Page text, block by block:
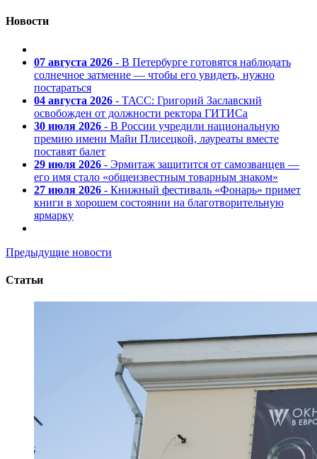
Новости
07 августа 2026 - В Петербурге готовятся наблюдать
солнечное затмение — чтобы его увидеть, нужно
постараться
04 августа 2026 - ТАСС: Григорий Заславский
освобожден от должности ректора ГИТИСа
30 июля 2026 - В России учредили национальную
премию имени Майи Плисецкой, лауреаты вместе
поставят балет
29 июля 2026 - Эрмитаж защитится от самозванцев —
его имя стало «общеизвестным товарным знаком»
27 июля 2026 - Книжный фестиваль «Фонарь» примет
книги в хорошем состоянии на благотворительную
ярмарку
Предыдущие новости
Статьи